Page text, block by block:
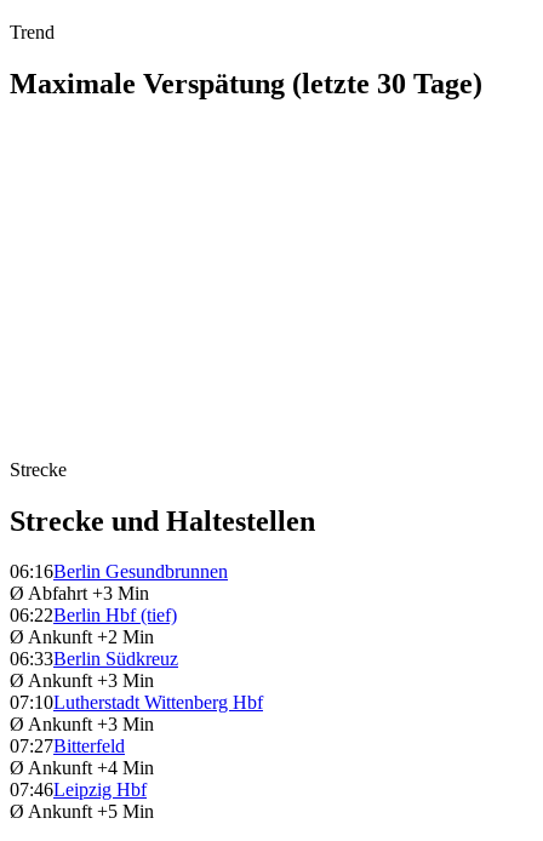
Trend
Maximale Verspätung (letzte 30 Tage)
Strecke
Strecke und Haltestellen
06:16Berlin Gesundbrunnen
Ø Abfahrt +3 Min
06:22Berlin Hbf (tief)
Ø Ankunft +2 Min
06:33Berlin Südkreuz
Ø Ankunft +3 Min
07:10Lutherstadt Wittenberg Hbf
Ø Ankunft +3 Min
07:27Bitterfeld
Ø Ankunft +4 Min
07:46Leipzig Hbf
Ø Ankunft +5 Min